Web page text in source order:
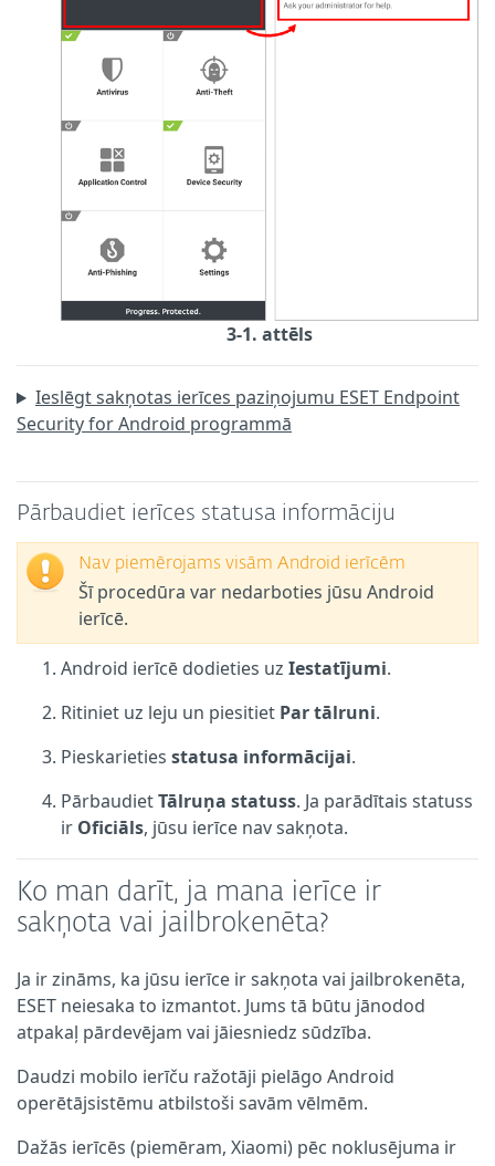
3-1. attēls
Ieslēgt sakņotas ierīces paziņojumu ESET Endpoint
Security for Android programmā
Pārbaudiet ierīces statusa informāciju
Nav piemērojams visām Android ierīcēm
Šī procedūra var nedarboties jūsu Android
ierīcē.
Android ierīcē dodieties uz Iestatījumi.
Ritiniet uz leju un piesitiet Par tālruni.
Pieskarieties statusa informācijai.
PārbaudietTālruņa statuss. Ja parādītais statuss
ir Oficiāls, jūsu ierīce nav sakņota.
Ko man darīt, ja mana ierīce ir
sakņota vai jailbrokenēta?
Ja ir zināms, ka jūsu ierīce ir sakņota vai jailbrokenēta,
ESET neiesaka to izmantot. Jums tā būtu jānodod
atpakaļ pārdevējam vai jāiesniedz sūdzība.
Daudzi mobilo ierīču ražotāji pielāgo Android
operētājsistēmu atbilstoši savām vēlmēm.
Dažās ierīcēs (piemēram, Xiaomi) pēc noklusējuma ir